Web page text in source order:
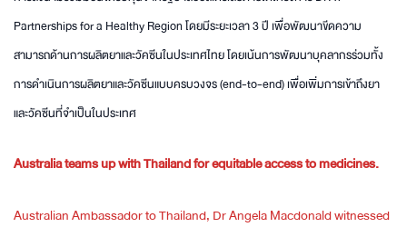
Partnerships for a Healthy Region โดยมีระยะเวลา 3 ปี เพื่อพัฒนาขีดความ
สามารถด้านการผลิตยาและวัคซีนในประเทศไทย โดยเน้นการพัฒนาบุคลากรร่วมทั้ง
การดำเนินการผลิตยาและวัคซีนแบบครบวงจร (end-to-end) เพื่อเพิ่มการเข้าถึงยา
และวัคซีนที่จำเป็นในประเทศ
Australia teams up with Thailand for equitable access to medicines.
Australian Ambassador to Thailand, Dr Angela Macdonald witnessed